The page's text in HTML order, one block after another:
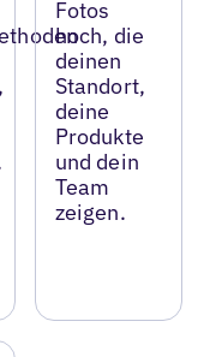
Fotos
hoch, die
deinen
Standort,
deine
Produkte
und dein
Team
zeigen.